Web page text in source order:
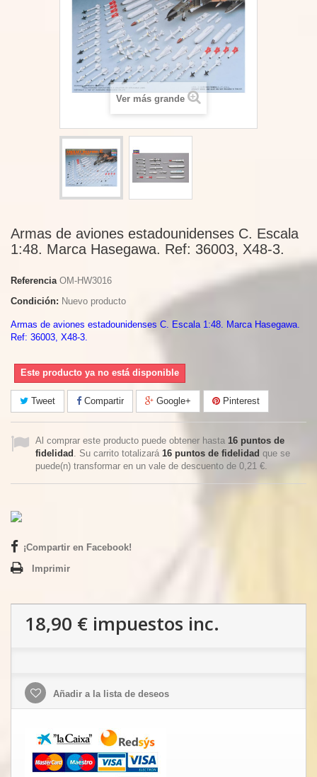
Ver más grande
Armas de aviones estadounidenses C. Escala
1:48. Marca Hasegawa. Ref: 36003, X48-3.
Referencia OM-HW3016
Condición: Nuevo producto
Armas de aviones estadounidenses C. Escala 1:48. Marca Hasegawa.
Ref: 36003, X48-3.
Este producto ya no está disponible
Tweet Compartir Google+ Pinterest
Al comprar este producto puede obtener hasta 16 puntos de
fidelidad . Su carrito totalizará 16 puntos de fidelidad que se
puede(n) transformar en un vale de descuento de 0,21 €.
¡Compartir en Facebook!
Imprimir
18,90 € impuestos inc.
Añadir a la lista de deseos